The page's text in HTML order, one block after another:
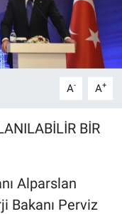
A- A+
BİR
Alparslan
Bakanı Perviz